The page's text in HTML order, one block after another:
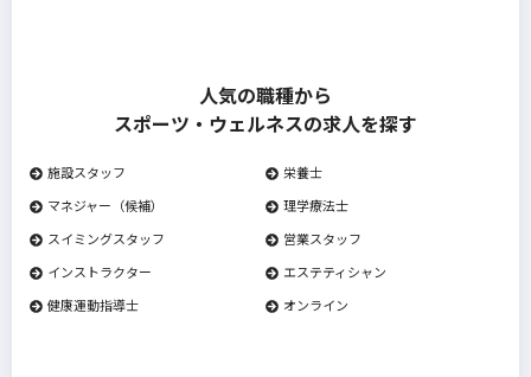
人気の職種から
スポーツ・ウェルネスの求人を探す
施設スタッフ
栄養士
マネジャー（候補）
理学療法士
スイミングスタッフ
営業スタッフ
インストラクター
エステティシャン
健康運動指導士
オンライン